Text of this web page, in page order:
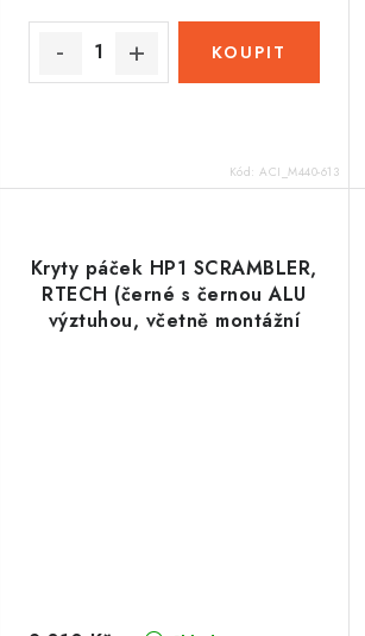
Kód: ACI_M440-613
Kryty páček HP1 SCRAMBLER,
RTECH (černé s černou ALU
výztuhou, včetně montážní